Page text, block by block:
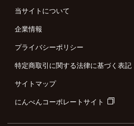
当サイトについて
企業情報
プライバシーポリシー
特定商取引に関する法律に基づく表記
サイトマップ
にんべんコーポレートサイト